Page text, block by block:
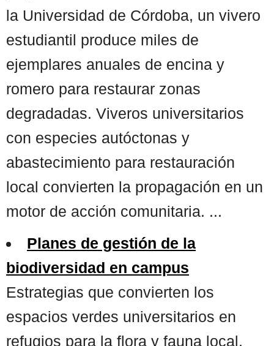
la Universidad de Córdoba, un vivero
estudiantil produce miles de
ejemplares anuales de encina y
romero para restaurar zonas
degradadas. Viveros universitarios
con especies autóctonas y
abastecimiento para restauración
local convierten la propagación en un
motor de acción comunitaria. ...
Planes de gestión de la
biodiversidad en campus
Estrategias que convierten los
espacios verdes universitarios en
refugios para la flora y fauna local,